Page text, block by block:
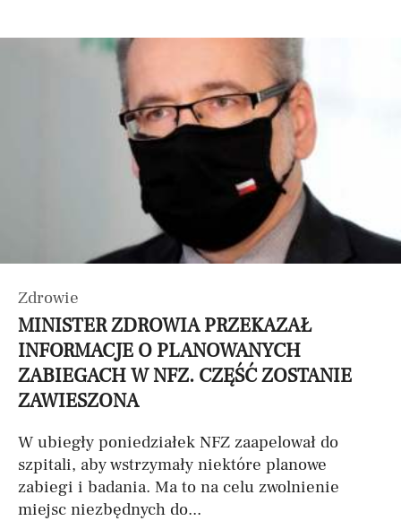
Zdrowie
MINISTER ZDROWIA PRZEKAZAŁ
INFORMACJE O PLANOWANYCH
ZABIEGACH W NFZ. CZĘŚĆ ZOSTANIE
ZAWIESZONA
W ubiegły poniedziałek NFZ zaapelował do
szpitali, aby wstrzymały niektóre planowe
zabiegi i badania. Ma to na celu zwolnienie
miejsc niezbędnych do...